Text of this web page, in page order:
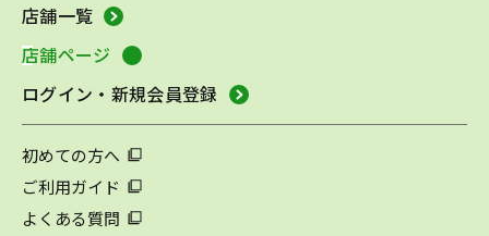
店舗一覧
店舗ページ
ログイン・新規会員登録
初めての方へ
ご利用ガイド
よくある質問